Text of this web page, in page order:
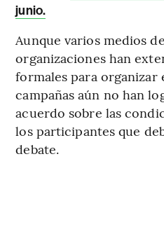
junio.
Aunque varios medios
organizaciones han
formales para organizar
campañas aún no han
acuerdo sobre las
los participantes que
debate.